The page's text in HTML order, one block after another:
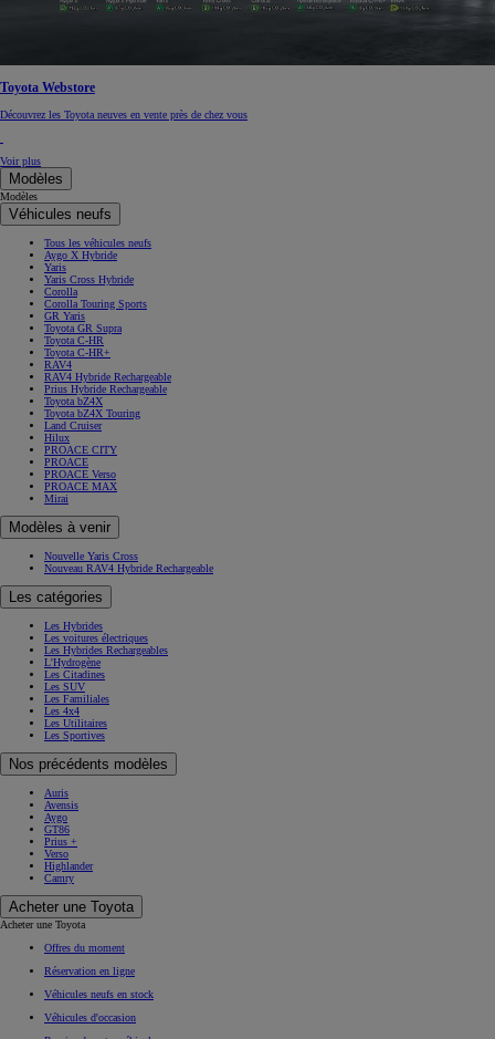
Toyota Webstore
Découvrez les Toyota neuves en vente près de chez vous
Voir plus
Modèles
Modèles
Véhicules neufs
Tous les véhicules neufs
Aygo X Hybride
Yaris
Yaris Cross Hybride
Corolla
Corolla Touring Sports
GR Yaris
Toyota GR Supra
Toyota C-HR
Toyota C-HR+
RAV4
RAV4 Hybride Rechargeable
Prius Hybride Rechargeable
Toyota bZ4X
Toyota bZ4X Touring
Land Cruiser
Hilux
PROACE CITY
PROACE
PROACE Verso
PROACE MAX
Mirai
Modèles à venir
Nouvelle Yaris Cross
Nouveau RAV4 Hybride Rechargeable
Les catégories
Les Hybrides
Les voitures électriques
Les Hybrides Rechargeables
L'Hydrogène
Les Citadines
Les SUV
Les Familiales
Les 4x4
Les Utilitaires
Les Sportives
Nos précédents modèles
Auris
Avensis
Aygo
GT86
Prius +
Verso
Highlander
Camry
Acheter une Toyota
Acheter une Toyota
Offres du moment
Réservation en ligne
Véhicules neufs en stock
Véhicules d'occasion